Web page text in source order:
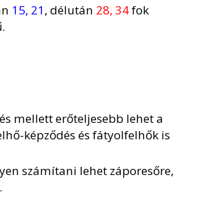
15, 21, délután 28, 34fok
mellett erőteljesebb lehet a
képződés és fátyolfelhők is
számítani lehet záporesőre,